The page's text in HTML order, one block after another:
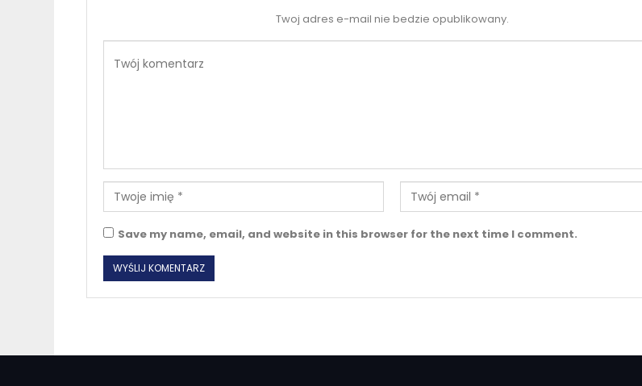
Twoj adres e-mail nie bedzie opublikowany.
Save my name, email, and website in this browser for the next time I comment.